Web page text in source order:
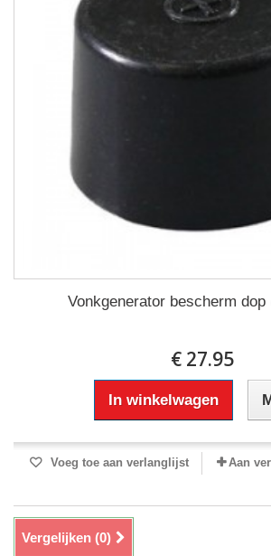
Vonkgenerator bescherm dop
€ 27.95
In winkelwagen
Voeg toe aan verlanglijst Aan
Vergelijken (0)